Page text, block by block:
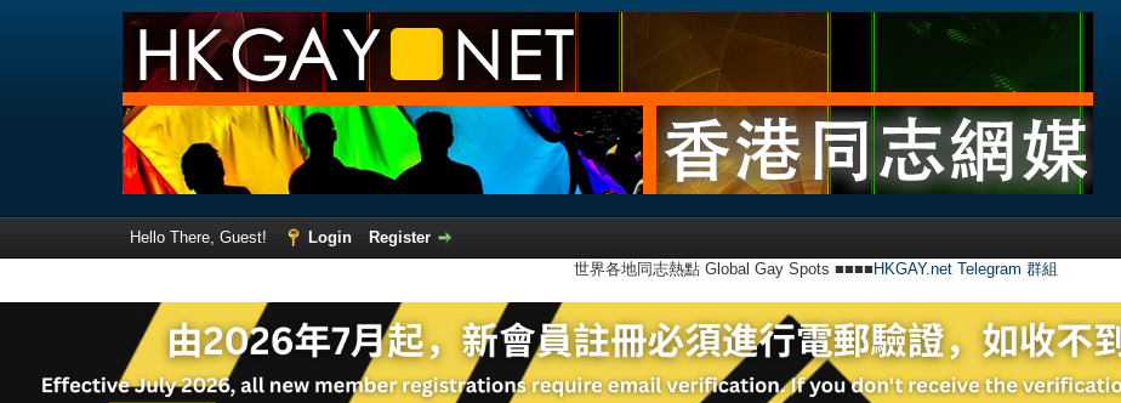
Hello There, Guest! Login
Register
世界各地同志熱點 Global Gay Spots ■■■■ HKGAY.net Telegram 群組